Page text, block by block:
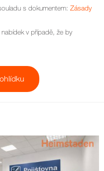
s dokumentem: Zásady
v případě, že by